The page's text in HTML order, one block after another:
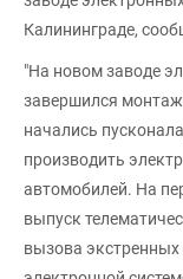
Калининграде,
"На новом заводе
завершился
начались
производить
автомобилей. На
выпуск
вызова